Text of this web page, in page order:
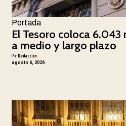
Portada
El Tesoro coloca
a medio y largo plazo
PorRedacción
agosto 6, 2026